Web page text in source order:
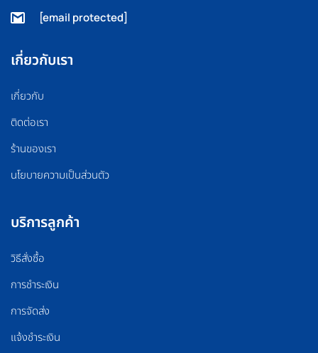
[email protected]
เกี่ยวกับเรา
เกี่ยวกับ
ติดต่อเรา
ร้านของเรา
นโยบายความเป็นส่วนตัว
บริการลูกค้า
วิธีสั่งซื้อ
การชำระเงิน
การจัดส่ง
แจ้งชำระเงิน